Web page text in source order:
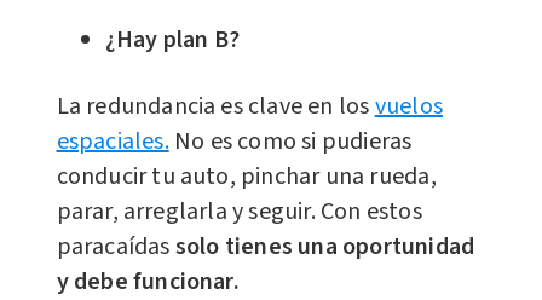
¿Hay plan B?
La redundancia es clave en losvuelos
espaciales.No es como si pudieras
conducir tu auto, pinchar una rueda,
parar, arreglarla y seguir. Con estos
paracaídassolo tienes una oportunidad
y debe funcionar.